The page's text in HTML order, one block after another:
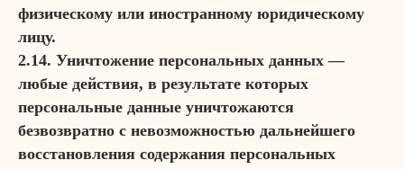
физическому или иностранному юридическому
лицу.
2.14. Уничтожение персональных данных —
любые действия, в результате которых
персональные данные уничтожаются
безвозвратно с невозможностью дальнейшего
восстановления содержания персональных